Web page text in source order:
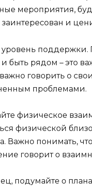
мероприятия,
заинтересован и
уровень поддержки.
быть рядом – это
говорить о
проблемами.
физическое
физической
Важно понимать,
говорит о
подумайте о